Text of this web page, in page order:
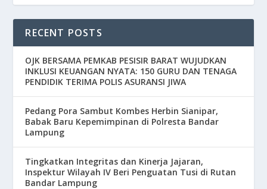
RECENT POSTS
OJK BERSAMA PEMKAB PESISIR BARAT WUJUDKAN
INKLUSI KEUANGAN NYATA: 150 GURU DAN TENAGA
PENDIDIK TERIMA POLIS ASURANSI JIWA
Pedang Pora Sambut Kombes Herbin Sianipar,
Babak Baru Kepemimpinan di Polresta Bandar
Lampung
Tingkatkan Integritas dan Kinerja Jajaran,
Inspektur Wilayah IV Beri Penguatan Tusi di Rutan
Bandar Lampung